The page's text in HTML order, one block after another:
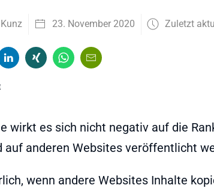
23. November 2020 Zuletzt
wirkt es sich nicht negativ auf die
auf anderen Websites veröffentlicht
wenn andere Websites Inhalte